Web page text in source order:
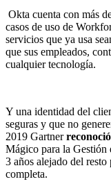
Okta cuenta con más
casos de uso de
servicios que ya usa
que sus empleados,
cualquier tecnología.
Y una identidad del
seguras y que no
2019 Gartner
Mágico para la Gestión
3 años alejado del
completa.